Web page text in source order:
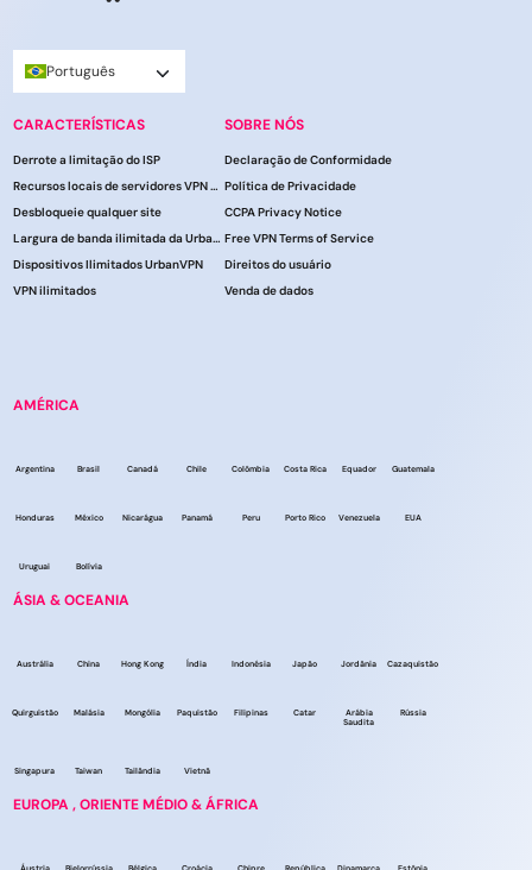
Português
CARACTERÍSTICAS
Derrote a limitação do ISP
Recursos locais de servidores VPN do UrbanVPN
Desbloqueie qualquer site
Largura de banda ilimitada da UrbanVPN
Dispositivos Ilimitados UrbanVPN
VPN ilimitados
SOBRE NÓS
Declaração de Conformidade
Política de Privacidade
CCPA Privacy Notice
Free VPN Terms of Service
Direitos do usuário
Venda de dados
AMÉRICA
Argentina Brasil Canadá Chile Colômbia Costa Rica Equador Guatemala
Honduras México Nicarágua Panamá Peru Porto Rico Venezuela EUA
Uruguai Bolívia
ÁSIA & OCEANIA
Austrália China Hong Kong Índia Indonésia Japão Jordânia Cazaquistão
Quirguistão Malásia Mongólia Paquistão Filipinas Catar
Arábia
Saudita
Rússia
Singapura Taiwan Tailândia Vietnã
EUROPA , ORIENTE MÉDIO & ÁFRICA